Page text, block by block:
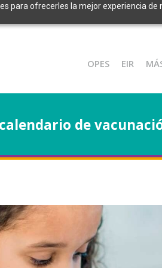
para ofrecerles la mejor experiencia
OPES EIR
de